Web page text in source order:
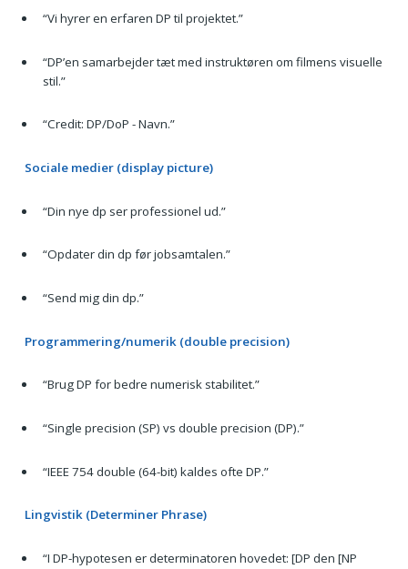
“Vi hyrer en erfaren DP til projektet.”
“DP’en samarbejder tæt med instruktøren om filmens visuelle
stil.”
“Credit: DP/DoP - Navn.”
Sociale medier (display picture)
“Din nye dp ser professionel ud.”
“Opdater din dp før jobsamtalen.”
“Send mig din dp.”
Programmering/numerik (double precision)
“Brug DP for bedre numerisk stabilitet.”
“Single precision (SP) vs double precision (DP).”
“IEEE 754 double (64-bit) kaldes ofte DP.”
Lingvistik (Determiner Phrase)
“I DP-hypotesen er determinatoren hovedet: [DP den [NP